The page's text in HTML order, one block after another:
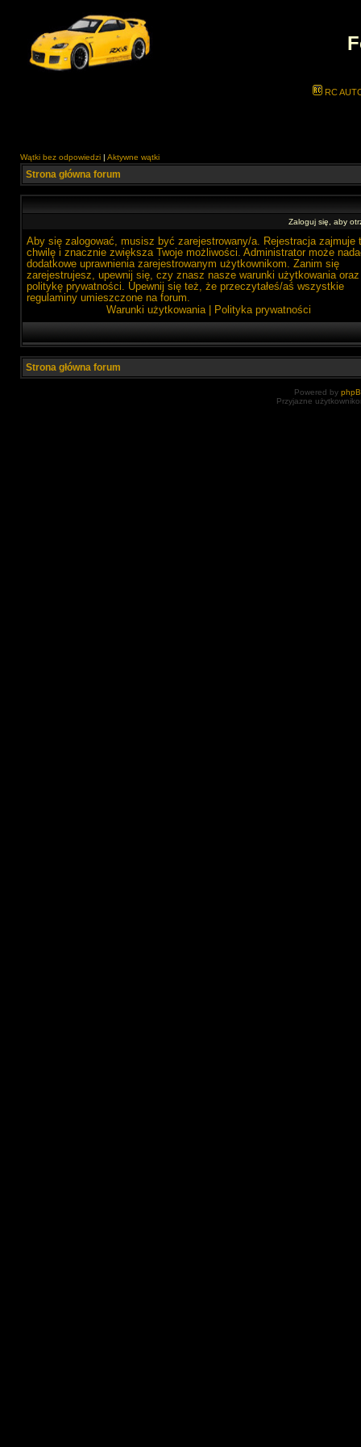
RC
Wątki bez odpowiedzi | Aktywne wątki
Strona główna forum
Zaloguj się, aby
Aby się zalogować, musisz być zarejestrowany/a. Rejestracja zajmuje
chwilę i znacznie zwiększa Twoje możliwości. Administrator może
dodatkowe uprawnienia zarejestrowanym użytkownikom. Zanim się
zarejestrujesz, upewnij się, czy znasz nasze warunki użytkowania oraz
politykę prywatności. Upewnij się też, że przeczytałeś/aś wszystkie
regulaminy umieszczone na forum.
Warunki użytkowania| Polityka prywatności
Strona główna forum
Powered by
Przyjazne